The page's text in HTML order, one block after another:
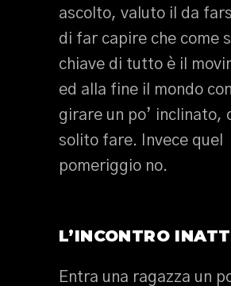
ascolto, valuto il da
di far capire che come
chiave di tutto è il
ed alla fine il mondo
girare un po’ inclinato,
solito fare. Invece quel
pomeriggio no.
L’INCONTRO
Entra una ragazza un